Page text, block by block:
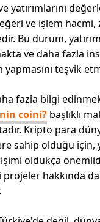
yatırımlarını
ve işlem
Bu durum,
ve daha fazla
yapmasını teşvik
fazla bilgi
coini? başlıklı
Kripto para
sahip olduğu için,
oldukça
hakkında